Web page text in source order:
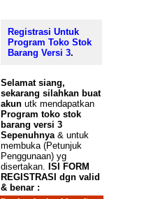
Registrasi Untuk
Program Toko Stok
Barang Versi 3.
Selamat siang,
sekarang silahkan buat
akunutk mendapatkan
Program toko stok
barang versi 3
Sepenuhnya & untuk
membuka (Petunjuk
Penggunaan) yg
disertakan.
ISI FORM
REGISTRASI dgn valid
& benar :